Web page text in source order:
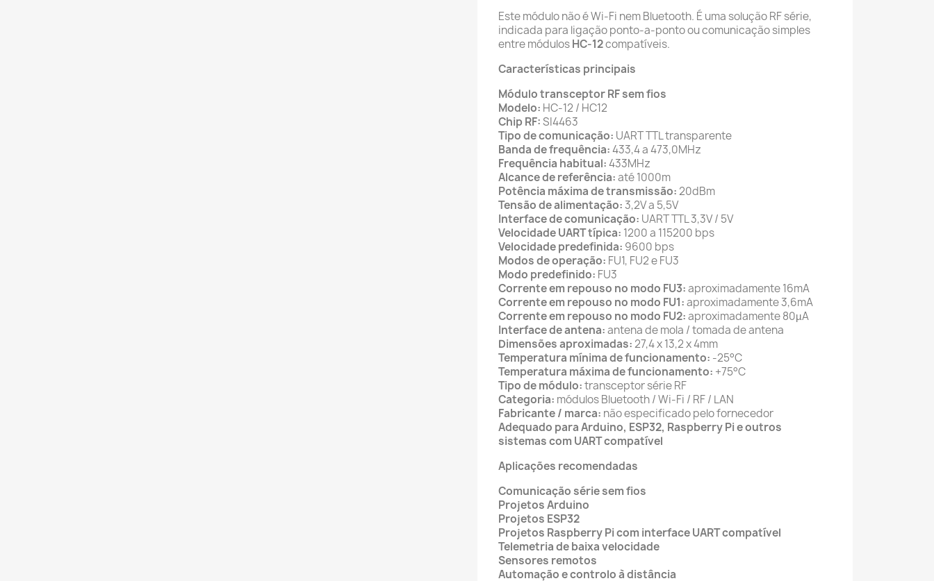
Este módulo não é Wi-Fi nem Bluetooth. É uma solução RF série,
indicada para ligação ponto-a-ponto ou comunicação simples
entre módulosHC-12compatíveis.
Características principais
Módulo transceptor RF sem fios
Modelo: HC-12 / HC12
Chip RF:SI4463
Tipo de comunicação: UART TTL transparente
Banda de frequência:433,4 a 473,0MHz
Frequência habitual:433MHz
Alcance de referência:até 1000m
Potência máxima de transmissão:20dBm
Tensão de alimentação:3,2V a 5,5V
Interface de comunicação: UART TTL 3,3V / 5V
Velocidade UART típica: 1200 a 115200 bps
Velocidade predefinida: 9600 bps
Modos de operação: FU1, FU2 e FU3
Modo predefinido: FU3
Corrente em repouso no modo FU3:aproximadamente 16mA
Corrente em repouso no modo FU1:aproximadamente 3,6mA
Corrente em repouso no modo FU2:aproximadamente 80µA
Interface de antena:antena de mola / tomada de antena
Dimensões aproximadas:27,4 x 13,2 x 4mm
Temperatura mínima de funcionamento: -25°C
Temperatura máxima de funcionamento: +75°C
Tipo de módulo:transceptor série RF
Categoria: módulos Bluetooth / Wi-Fi / RF / LAN
Fabricante / marca: não especificado pelo fornecedor
Adequado para Arduino, ESP32, Raspberry Pi e outros
sistemas com UART compatível
Aplicações recomendadas
Comunicação série sem fios
Projetos Arduino
Projetos ESP32
Projetos Raspberry Pi com interface UART compatível
Telemetria de baixa velocidade
Sensores remotos
Automação e controlo à distância